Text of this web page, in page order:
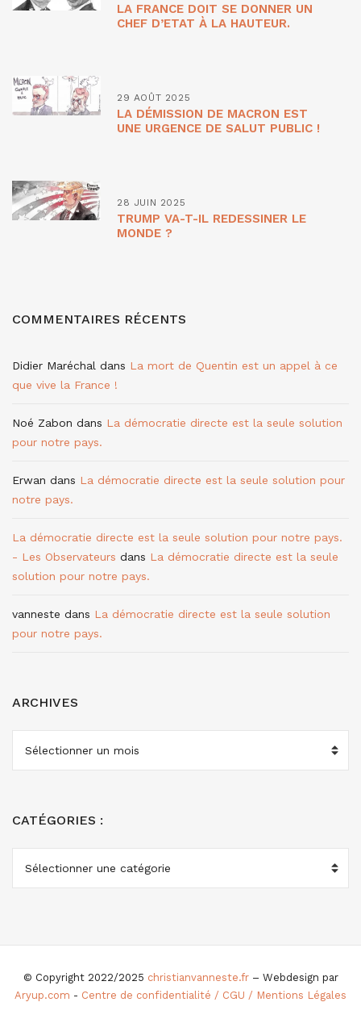
LA FRANCE DOIT SE DONNER UN
CHEF D’ETAT À LA HAUTEUR.
29 AOÛT 2025
LA DÉMISSION DE MACRON EST
UNE URGENCE DE SALUT PUBLIC !
28 JUIN 2025
TRUMP VA-T-IL REDESSINER LE
MONDE ?
COMMENTAIRES RÉCENTS
Didier Maréchal dans La mort de Quentin est un appel à ce
que vive la France !
Noé Zabon dans La démocratie directe est la seule solution
pour notre pays.
Erwan dans La démocratie directe est la seule solution pour
notre pays.
La démocratie directe est la seule solution pour notre pays.
- Les Observateurs dans La démocratie directe est la seule
solution pour notre pays.
vanneste dans La démocratie directe est la seule solution
pour notre pays.
ARCHIVES
ARCHIVES
CATÉGORIES :
CATÉGORIES
© Copyright 2022/2025 christianvanneste.fr– Webdesign par
Aryup.com - Centre de confidentialité / CGU / Mentions Légales